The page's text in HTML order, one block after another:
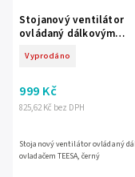
Stojanový ventilátor
ovládaný dálkovým
Vyprodáno
825,62 Kč bez DPH
999 Kč
Stojanový ventilátor ovládaný
ovladačem TEESA, černý